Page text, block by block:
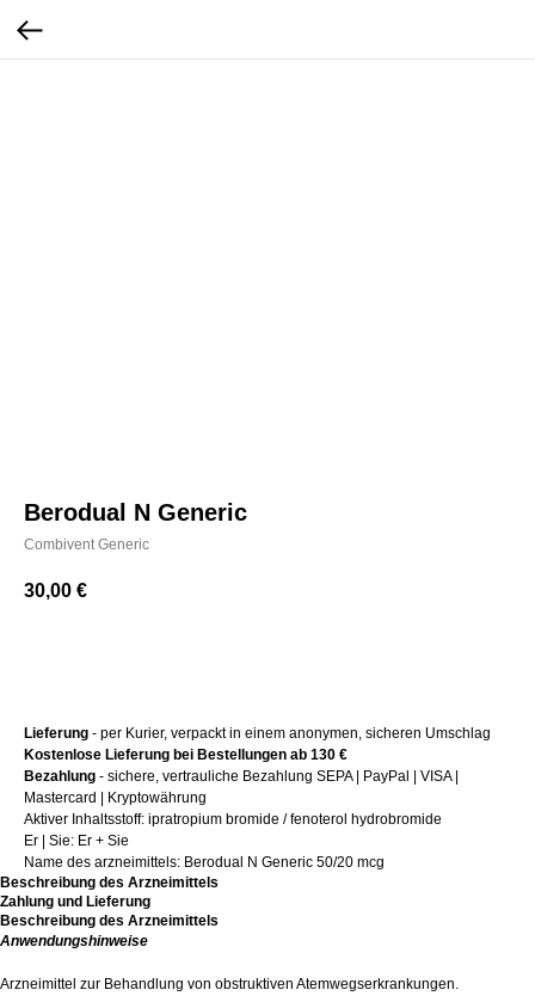
Berodual N Generic
Combivent Generic
30,00 €
Lieferung - per Kurier, verpackt in einem anonymen, sicheren Umschlag
Kostenlose Lieferung bei Bestellungen ab 130 €
Bezahlung - sichere, vertrauliche Bezahlung SEPA | PayPal | VISA |
Mastercard | Kryptowährung
Aktiver Inhaltsstoff: ipratropium bromide / fenoterol hydrobromide
Er | Sie: Er + Sie
Name des arzneimittels: Berodual N Generic 50/20 mcg
Beschreibung des Arzneimittels
Zahlung und Lieferung
Beschreibung des Arzneimittels
Anwendungshinweise
Arzneimittel zur Behandlung von obstruktiven Atemwegserkrankungen.